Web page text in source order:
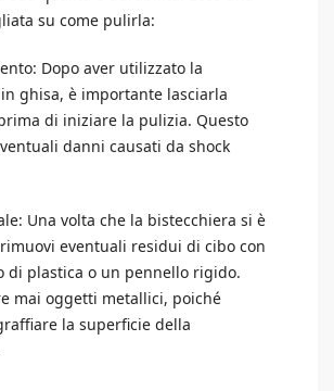
su come pulirla:
Dopo aver utilizzato la
ghisa, è importante lasciarla
di iniziare la pulizia. Questo
danni causati da shock
Una volta che la bistecchiera si è
eventuali residui di cibo con
di plastica o un pennello rigido.
mai oggetti metallici, poiché
la superficie della